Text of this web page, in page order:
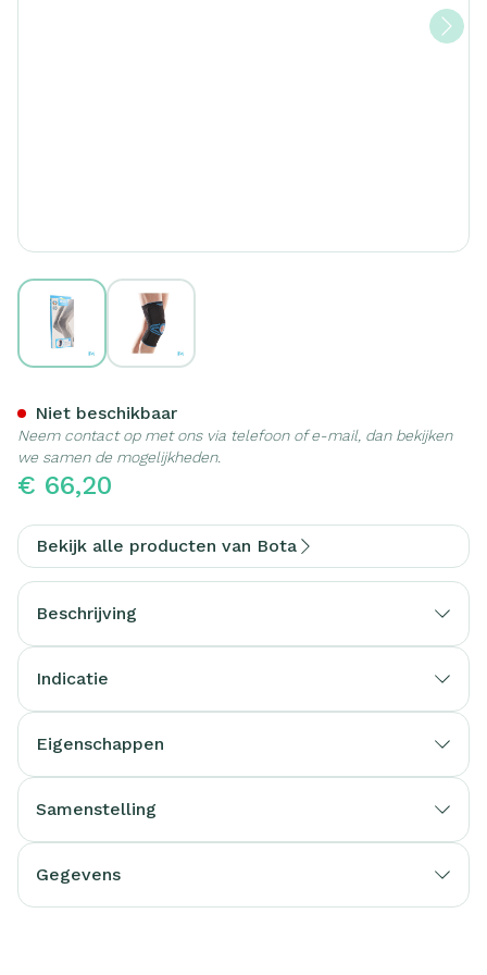
View larger imageView larger image
€ 66,20
Niet beschikbaar
Neem contact op met ons via telefoon of e-mail, dan bekijken
we samen de mogelijkheden.
Bekijk alle producten van Bota
Beschrijving
Indicatie
Eigenschappen
Samenstelling
Gegevens